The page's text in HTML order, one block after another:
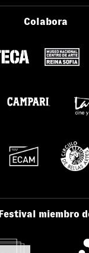
Colabora
Festival miembro